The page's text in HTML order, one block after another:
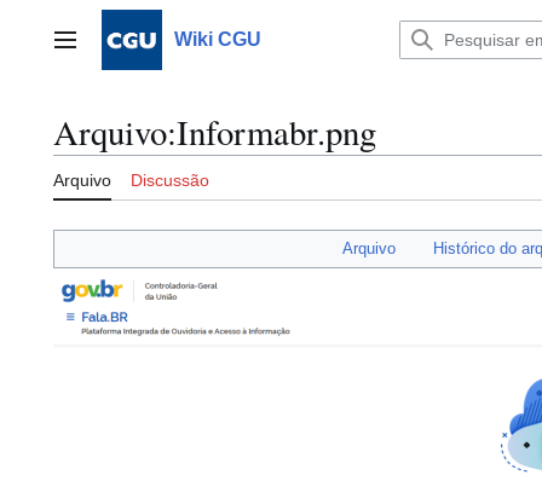
Menu principalWiki CGU
Arquivo:Informabr.png
Arquivo Discussão
Arquivo Histórico do